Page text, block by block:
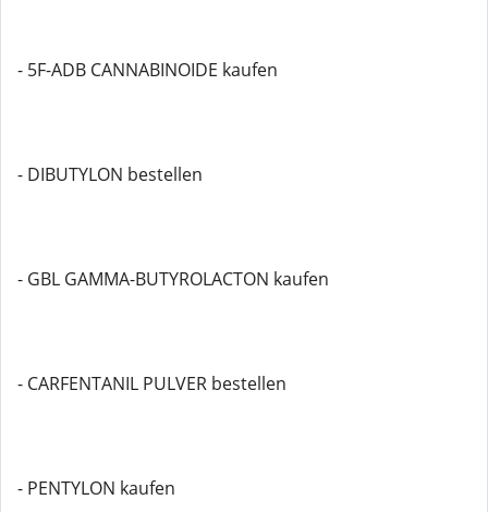
- 5F-ADB CANNABINOIDE kaufen
- DIBUTYLON bestellen
- GBL GAMMA-BUTYROLACTON kaufen
- CARFENTANIL PULVER bestellen
- PENTYLON kaufen